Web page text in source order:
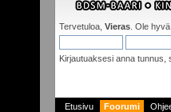
Tervetuloa, Vieras . Ole
Kirjautuaksesi anna tunnus,
Etusivu Foorumi